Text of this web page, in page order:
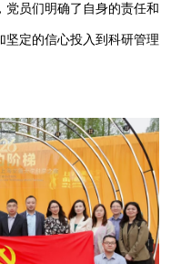
党员们明确了自身的责任和
坚定的信心投入到科研管理